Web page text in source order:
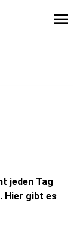
menu
jeden Tag
Hier gibt es